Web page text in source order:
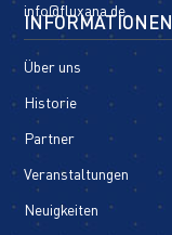
info@fluxana.de
INFORMATIONEN
Über uns
Historie
Partner
Veranstaltungen
Neuigkeiten